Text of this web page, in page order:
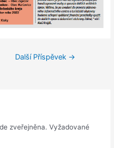
Další Příspěvek →
zveřejněna. Vyžadované